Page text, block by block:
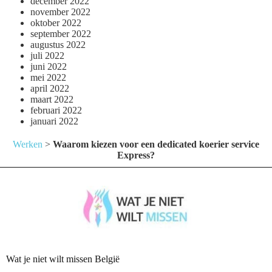
november 2022
oktober 2022
september 2022
augustus 2022
juli 2022
juni 2022
mei 2022
april 2022
maart 2022
februari 2022
januari 2022
Werken > Waarom kiezen voor een dedicated koerier service
Express?
Wat je niet wilt missen België